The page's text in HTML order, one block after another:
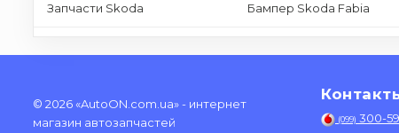
Запчасти Skoda Бампер Skoda Fabia
© 2026 «AutoON.com.ua» - интернет
магазин автозапчастей
(099) 300-